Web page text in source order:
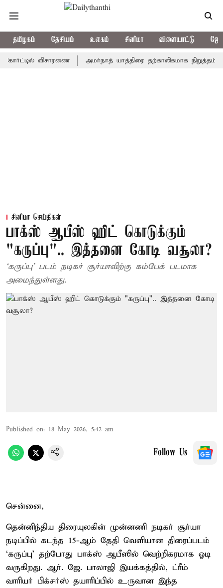
தமிழகம் தேசியம் உலகம் சினிமா விளையாட்டு
விசாரணை அமர்நாத் யாத்திரை தற்காலிகமாக நிறுத்தம்
சினிமா செய்திகள்
பாக்ஸ் ஆபீஸ் ஹிட் கொடுக்கும்
"கருப்பு".. இத்தனை கோடி வசூலா?
‘கருப்பு’ படம் நடிகர் சூர்யாவிற்கு கம்பேக் படமாக
அமைந்துள்ளது.
Published on: 18 May 2026, 5:42 am
Follow Us
சென்னை,
தென்னிந்திய திரையுலகின் முன்னணி நடிகர் சூர்யா
நடிப்பில் கடந்த 15-ஆம் தேதி வெளியான திரைப்படம்
‘கருப்பு’ தற்போது பாக்ஸ் ஆபீஸில் வெற்றிகரமாக ஓடி
வருகிறது. ஆர். ஜே. பாலாஜி இயக்கத்தில், ட்ரீம்
வாரியர் பிக்சர்ஸ் தயாரிப்பில் உருவான இந்த